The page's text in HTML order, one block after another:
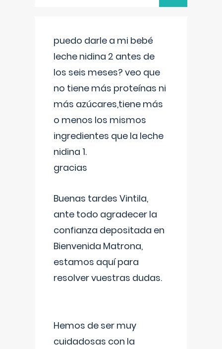
puedo darle a mi bebé
leche nidina 2 antes de
los seis meses? veo que
no tiene más proteínas ni
más azúcares,tiene más
o menos los mismos
ingredientes que la leche
nidina 1.
gracias
Buenas tardes Vintila,
ante todo agradecer la
confianza depositada en
Bienvenida Matrona,
estamos aquí para
resolver vuestras dudas.
Hemos de ser muy
cuidadosas con la